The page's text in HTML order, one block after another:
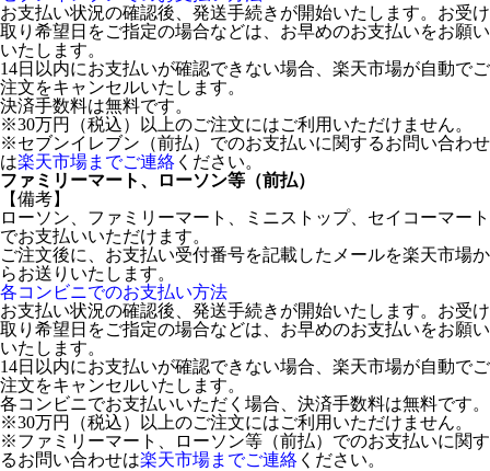
お支払い状況の確認後、発送手続きが開始いたします。お受け
取り希望日をご指定の場合などは、お早めのお支払いをお願い
いたします。
14日以内にお支払いが確認できない場合、楽天市場が自動でご
注文をキャンセルいたします。
決済手数料は無料です。
※30万円（税込）以上のご注文にはご利用いただけません。
※セブンイレブン（前払）でのお支払いに関するお問い合わせ
は楽天市場までご連絡 ください。
ファミリーマート、ローソン等（前払）
【備考】
ローソン、ファミリーマート、ミニストップ、セイコーマート
でお支払いいただけます。
ご注文後に、お支払い受付番号を記載したメールを楽天市場か
らお送りいたします。
各コンビニでのお支払い方法
お支払い状況の確認後、発送手続きが開始いたします。お受け
取り希望日をご指定の場合などは、お早めのお支払いをお願い
いたします。
14日以内にお支払いが確認できない場合、楽天市場が自動でご
注文をキャンセルいたします。
各コンビニでお支払いいただく場合、決済手数料は無料です。
※30万円（税込）以上のご注文にはご利用いただけません。
※ファミリーマート、ローソン等（前払）でのお支払いに関す
るお問い合わせは楽天市場までご連絡 ください。